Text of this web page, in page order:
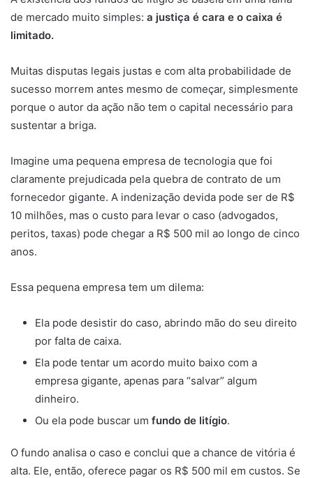
de mercado muito simples: a justiça é cara e o caixa é
limitado.
Muitas disputas legais justas e com alta probabilidade de
sucesso morrem antes mesmo de começar, simplesmente
porque o autor da ação não tem o capital necessário para
sustentar a briga.
Imagine uma pequena empresa de tecnologia que foi
claramente prejudicada pela quebra de contrato de um
fornecedor gigante. A indenização devida pode ser de R$
10 milhões, mas o custo para levar o caso (advogados,
peritos, taxas) pode chegar a R$ 500 mil ao longo de cinco
anos.
Essa pequena empresa tem um dilema:
Ela pode desistir do caso, abrindo mão do seu direito
por falta de caixa.
Ela pode tentar um acordo muito baixo com a
empresa gigante, apenas para “salvar” algum
dinheiro.
Ou ela pode buscar um fundo de litígio.
O fundo analisa o caso e conclui que a chance de vitória é
alta. Ele, então, oferece pagar os R$ 500 mil em custos. Se